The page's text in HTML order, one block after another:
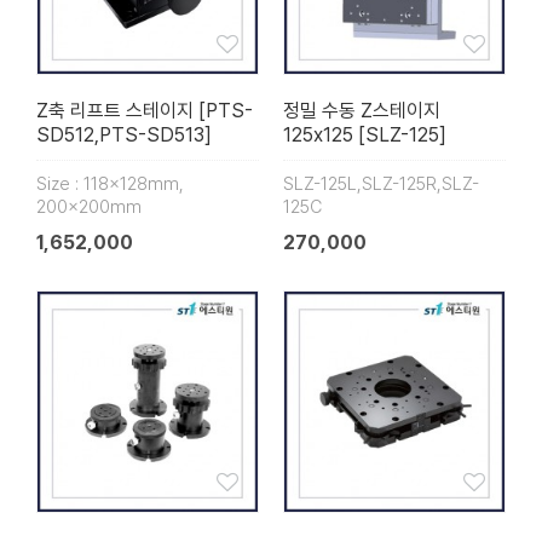
Z축 리프트 스테이지 [PTS-
SD512,PTS-SD513]
Size : 118x128mm,
200x200mm
1,652,000
정밀 수동 Z스테이지
125x125 [SLZ-125]
SLZ-125L,SLZ-125R,SLZ-
125C
270,000